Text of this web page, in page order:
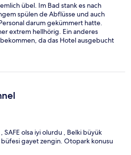
übel. Im Bad stank es nach
spülen de Abflüsse und auch
darum gekümmert hatte.
extrem hellhörig. Ein anderes
da das Hotel ausgebucht
dennoch sehr nett und bemüht.
SAFE olsa iyi olurdu , Belki büyük
büfesi gayet zengin. Otopark konusu